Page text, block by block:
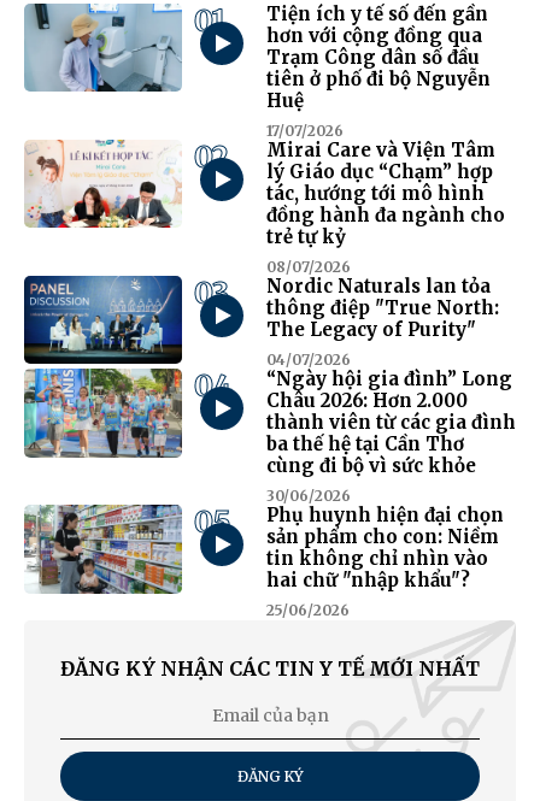
01
Tiện ích y tế số đến gần
hơn với cộng đồng qua
Trạm Công dân số đầu
tiên ở phố đi bộ Nguyễn
Huệ
17/07/2026
02
Mirai Care và Viện Tâm
lý Giáo dục “Chạm” hợp
tác, hướng tới mô hình
đồng hành đa ngành cho
trẻ tự kỷ
08/07/2026
03
Nordic Naturals lan tỏa
thông điệp "True North:
The Legacy of Purity"
04/07/2026
04
“Ngày hội gia đình” Long
Châu 2026: Hơn 2.000
thành viên từ các gia đình
ba thế hệ tại Cần Thơ
cùng đi bộ vì sức khỏe
30/06/2026
05
Phụ huynh hiện đại chọn
sản phẩm cho con: Niềm
tin không chỉ nhìn vào
hai chữ "nhập khẩu"?
25/06/2026
ĐĂNG KÝ NHẬN CÁC TIN Y TẾ MỚI NHẤT
ĐĂNG KÝ